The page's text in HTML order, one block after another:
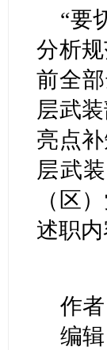
“要
分析
前全
层武
亮点
层武
（区
述职
作
编